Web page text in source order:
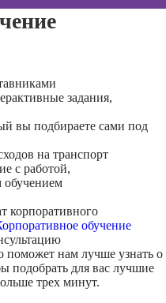
задания,
вы подбираете сами под
на транспорт
с работой,
обучением
корпоративного
обучение
поможет нам лучше узнать о
подобрать для вас лучшие
трех минут.